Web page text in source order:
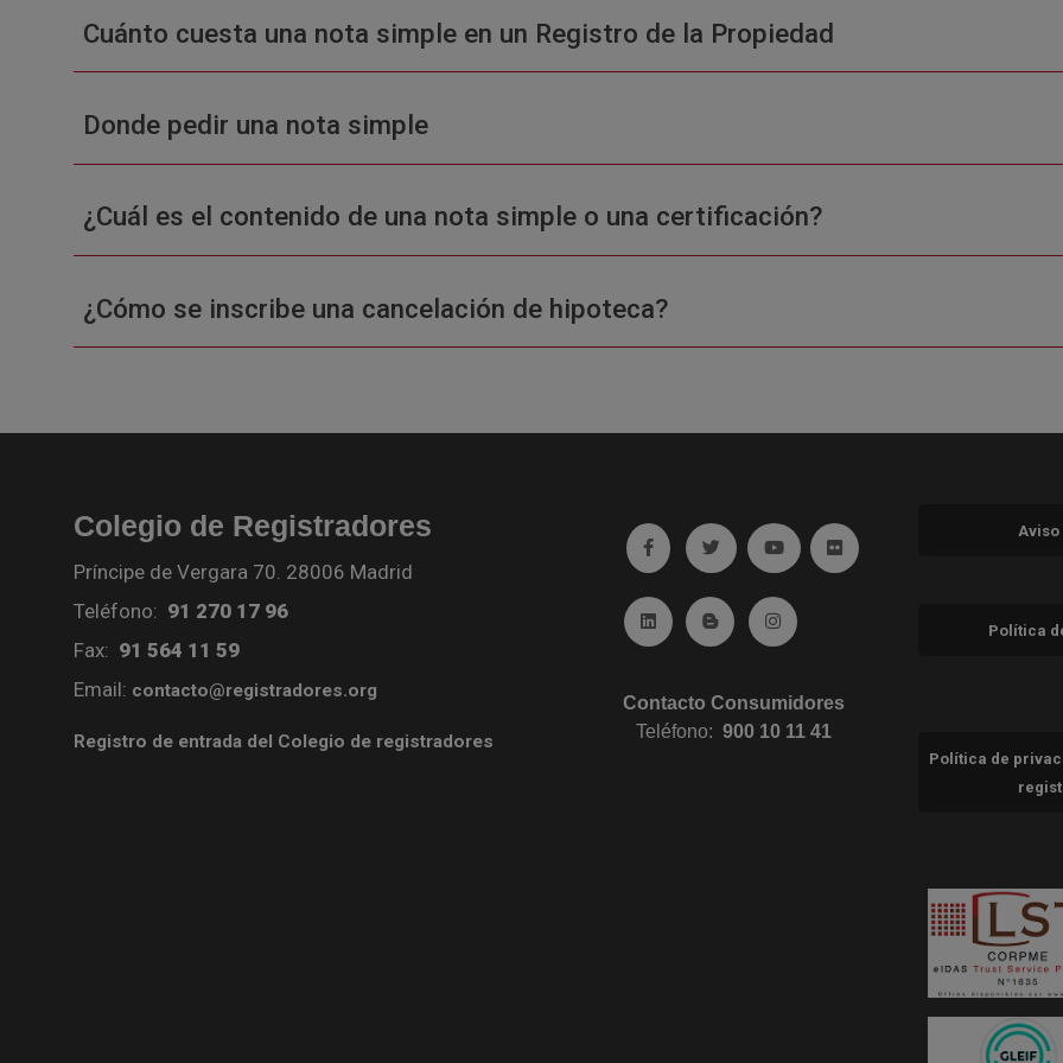
Cuánto cuesta una nota simple en un Registro de la Propiedad
Donde pedir una nota simple
¿Cuál es el contenido de una nota simple o una certificación?
¿Cómo se inscribe una cancelación de hipoteca?
Colegio de Registradores
Príncipe de Vergara 70. 28006 Madrid
Teléfono: 91 270 17 96
Fax: 91 564 11 59
Email: contacto@registradores.org
Registro de entrada del Colegio de registradores
Ir a facebook (abre en ventana nueva)
Ir a twitter (abre en ventana nueva)
Ir a YouTube (abre en ventana nueva)
Ir a Flickr (abre en ventana
Ir a Linkedin (abre en ventana nueva)
Ir al Blog (abre en ventana nueva)
Ir a Instagram (abre en ventana
Contacto Consumidores
Teléfono:900 10 11 41
Aviso
Política
Política de